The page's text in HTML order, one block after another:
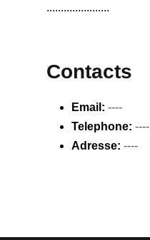
......................
Contacts
Email: ----
Telephone: ----
Adresse: ----